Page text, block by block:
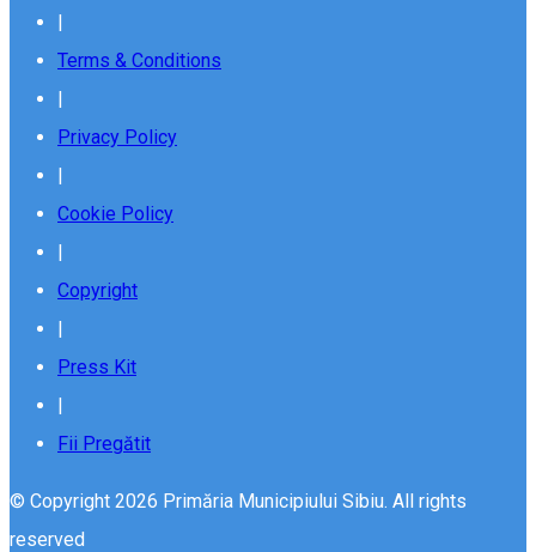
|
Terms & Conditions
|
Privacy Policy
|
Cookie Policy
|
Copyright
|
Press Kit
|
Fii Pregătit
© Copyright 2026 Primăria Municipiului Sibiu. All rights
reserved